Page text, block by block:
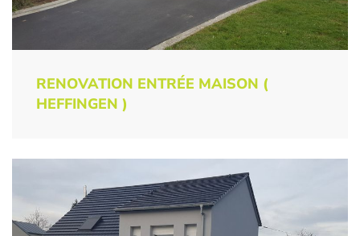
RENOVATION ENTRÉE MAISON (
HEFFINGEN )